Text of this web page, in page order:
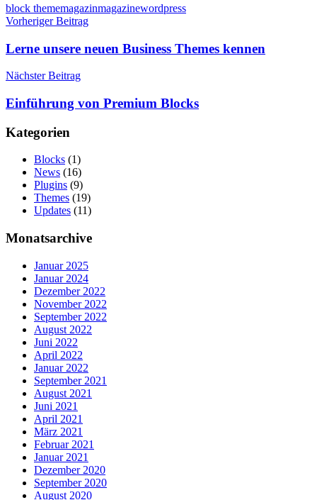
Schlagwörter
block thememagazinmagazinewordpress
Beitragsnavigation
Vorheriger Beitrag
Lerne unsere neuen Business Themes kennen
Nächster Beitrag
Einführung von Premium Blocks
Kategorien
Blocks (1)
News (16)
Plugins (9)
Themes (19)
Updates (11)
Monatsarchive
Januar 2025
Januar 2024
Dezember 2022
November 2022
September 2022
August 2022
Juni 2022
April 2022
Januar 2022
September 2021
August 2021
Juni 2021
April 2021
März 2021
Februar 2021
Januar 2021
Dezember 2020
September 2020
August 2020